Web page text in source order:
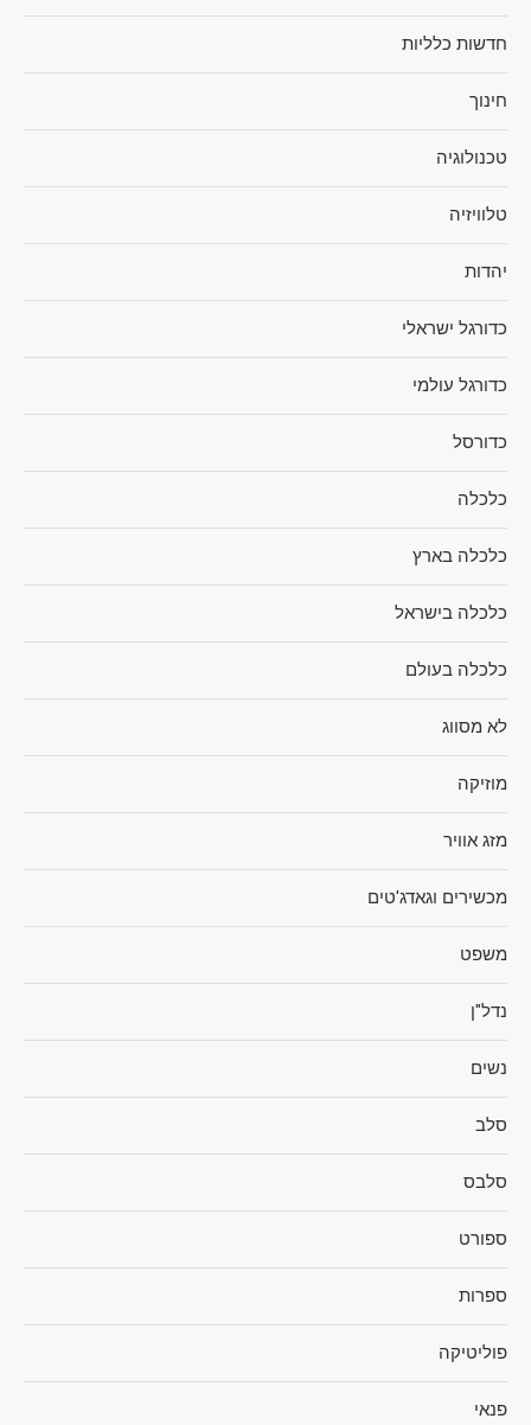
חדשות כלליות
חינוך
טכנולוגיה
טלוויזיה
יהדות
כדורגל ישראלי
כדורגל עולמי
כדורסל
כלכלה
כלכלה בארץ
כלכלה בישראל
כלכלה בעולם
לא מסווג
מוזיקה
מזג אוויר
מכשירים וגאדג'טים
משפט
נדל"ן
נשים
סלב
סלבס
ספורט
ספרות
פוליטיקה
פנאי